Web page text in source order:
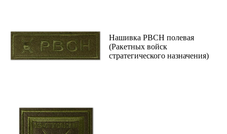
Нашивка РВСН полевая
(Ракетных войск
стратегического назначения)